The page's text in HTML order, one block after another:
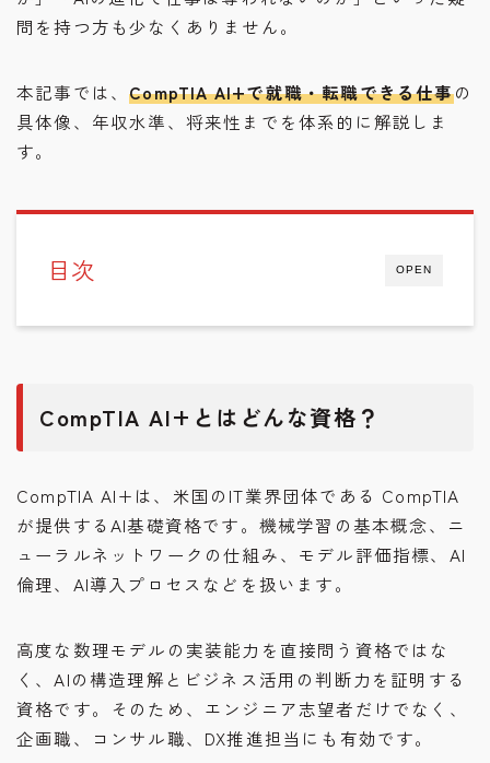
問を持つ方も少なくありません。
本記事では、CompTIA AI+で就職・転職できる仕事の
具体像、年収水準、将来性までを体系的に解説しま
す。
OPEN
目次
CompTIA AI+とはどんな資格？
CompTIA AI+は、米国のIT業界団体である CompTIA
が提供するAI基礎資格です。機械学習の基本概念、ニ
ューラルネットワークの仕組み、モデル評価指標、AI
倫理、AI導入プロセスなどを扱います。
高度な数理モデルの実装能力を直接問う資格ではな
く、AIの構造理解とビジネス活用の判断力を証明する
資格です。そのため、エンジニア志望者だけでなく、
企画職、コンサル職、DX推進担当にも有効です。